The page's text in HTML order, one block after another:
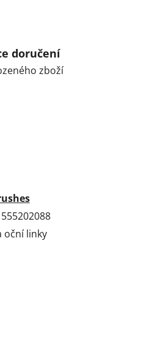
doručení
zboží
oční linky